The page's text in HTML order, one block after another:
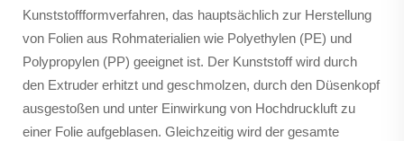
Kunststoffformverfahren, das hauptsächlich zur Herstellung
von Folien aus Rohmaterialien wie Polyethylen (PE) und
Polypropylen (PP) geeignet ist. Der Kunststoff wird durch
den Extruder erhitzt und geschmolzen, durch den Düsenkopf
ausgestoßen und unter Einwirkung von Hochdruckluft zu
einer Folie aufgeblasen. Gleichzeitig wird der gesamte